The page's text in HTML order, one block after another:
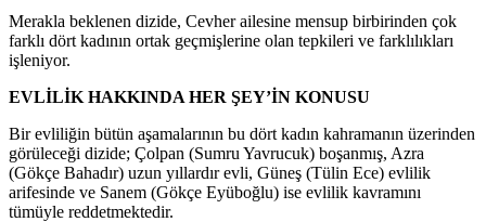
Merakla beklenen dizide, Cevher ailesine mensup birbirinden çok
farklı dört kadının ortak geçmişlerine olan tepkileri ve farklılıkları
işleniyor.
EVLİLİK HAKKINDA HER ŞEY’İN KONUSU
Bir evliliğin bütün aşamalarının bu dört kadın kahramanın üzerinden
görüleceği dizide; Çolpan (Sumru Yavrucuk) boşanmış, Azra
(Gökçe Bahadır) uzun yıllardır evli, Güneş (Tülin Ece) evlilik
arifesinde ve Sanem (Gökçe Eyüboğlu) ise evlilik kavramını
tümüyle reddetmektedir.